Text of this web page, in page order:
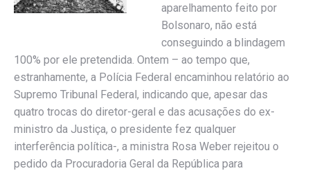
aparelhamento feito por
Bolsonaro, não está
conseguindo a blindagem
100% por ele pretendida. Ontem – ao tempo que,
estranhamente, a Polícia Federal encaminhou relatório ao
Supremo Tribunal Federal, indicando que, apesar das
quatro trocas do diretor-geral e das acusações do ex-
ministro da Justiça, o presidente fez qualquer
interferência política-, a ministra Rosa Weber rejeitou o
pedido da Procuradoria Geral da República para